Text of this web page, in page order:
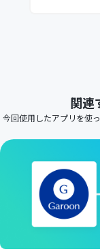
関連
今回使用したアプリを使